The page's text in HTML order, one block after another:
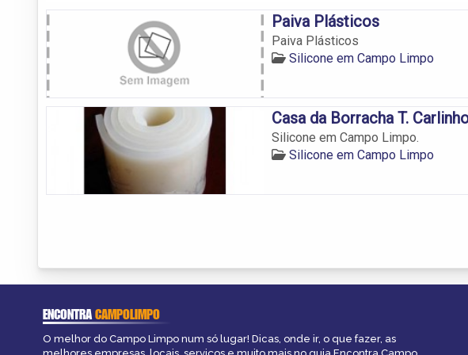
Paiva Plásticos
Paiva Plásticos
Silicone em Campo Limpo
Casa da Borracha T.
Silicone em Campo Limpo.
Silicone em Campo Limpo
ENCONTRACAMPOLIMPO
O melhor do Campo Limpo num só lugar! Dicas, onde ir, o que fazer, as